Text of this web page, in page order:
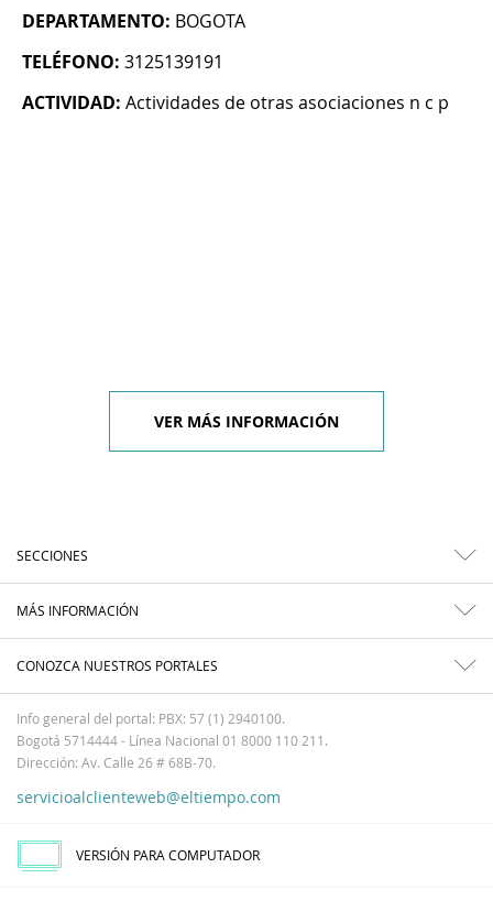
DEPARTAMENTO: BOGOTA
TELÉFONO: 3125139191
ACTIVIDAD: Actividades de otras asociaciones n c p
VER MÁS INFORMACIÓN
SECCIONES
MÁS INFORMACIÓN
CONOZCA NUESTROS PORTALES
Info general del portal: PBX: 57 (1) 2940100.
Bogotá 5714444 - Línea Nacional 01 8000 110 211.
Dirección: Av. Calle 26 # 68B-70.
servicioalclienteweb@eltiempo.com
VERSIÓN PARA COMPUTADOR